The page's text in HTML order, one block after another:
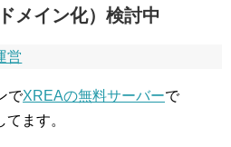
メイン化）検討中
営
でXREAの無料サーバーで
ます。